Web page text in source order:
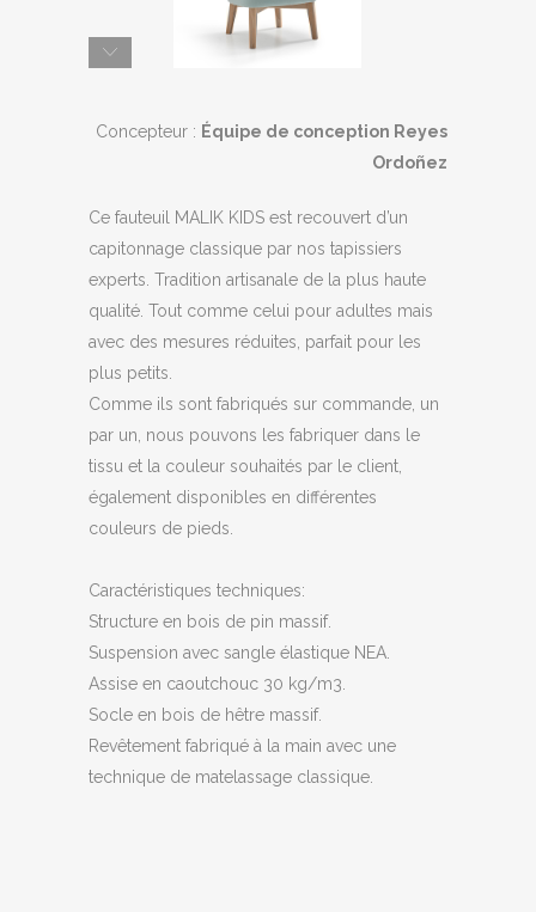
Concepteur : Équipe de conception Reyes
Ordoñez
Ce fauteuil MALIK KIDS est recouvert d’un
capitonnage classique par nos tapissiers
experts. Tradition artisanale de la plus haute
qualité. Tout comme celui pour adultes mais
avec des mesures réduites, parfait pour les
plus petits.
Comme ils sont fabriqués sur commande, un
par un, nous pouvons les fabriquer dans le
tissu et la couleur souhaités par le client,
également disponibles en différentes
couleurs de pieds.
Caractéristiques techniques:
Structure en bois de pin massif.
Suspension avec sangle élastique NEA.
Assise en caoutchouc 30 kg/m3.
Socle en bois de hêtre massif.
Revêtement fabriqué à la main avec une
technique de matelassage classique.